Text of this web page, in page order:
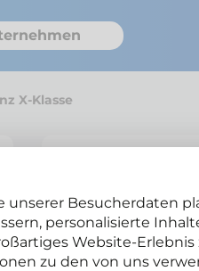
X-Klasse
DTC
Klasse
P-6531/18
unserer Besucherdaten
personalisierte
Website-Erlebnis
zu den von uns